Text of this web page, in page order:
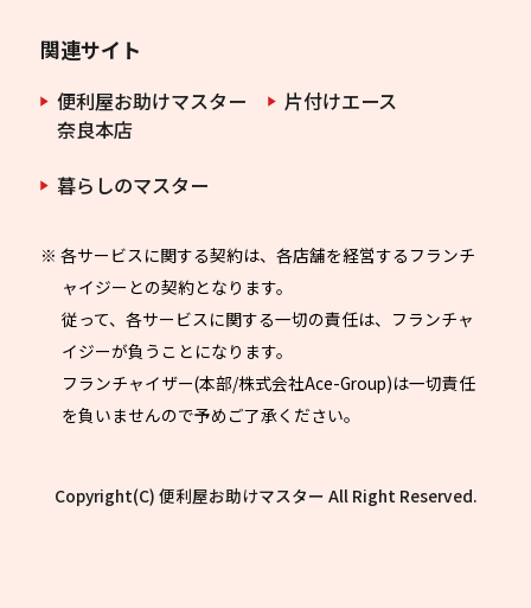
関連サイト
便利屋お助けマスター
奈良本店
片付けエース
暮らしのマスター
※ 各サービスに関する契約は、各店舗を経営するフランチ
ャイジーとの契約となります。
従って、各サービスに関する一切の責任は、フランチャ
イジーが負うことになります。
フランチャイザー(本部/株式会社Ace-Group)は一切責任
を負いませんので予めご了承ください。
Copyright(C) 便利屋お助けマスター All Right Reserved.